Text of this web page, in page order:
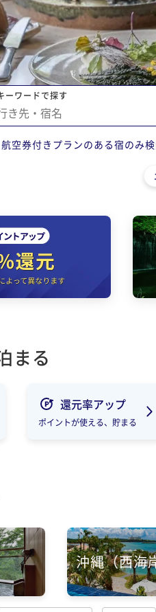
ーワードで探す
航空券付きプランのある宿のみ
まる
還元率アップ
ポイントが使える、貯まる
沖縄（西海